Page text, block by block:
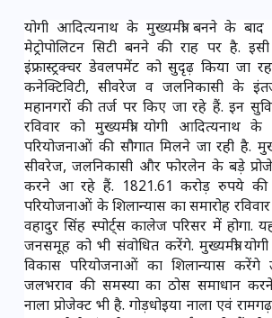
योगी आदित्यनाथ के मुख्यमंत्री बनने के
मेट्रोपोलिटन सिटी बनने की राह पर है.
इंफ्रास्ट्रक्चर डेवलपमेंट को सुदृढ़ किया जा
कनेक्टिविटी, सीवरेज व जलनिकासी के
महानगरों की तर्ज पर किए जा रहे हैं. इन
रविवार को मुख्यमंत्री योगी आदित्यनाथ के
परियोजनाओं की सौगात मिलने जा रही है.
सीवरेज, जलनिकासी और फोरलेन के बड़े
करने आ रहे हैं. 1821.61 करोड़ रुपये की
परियोजनाओं के शिलान्यास का समारोह
वहादुर सिंह स्पोर्ट्स कालेज परिसर में होगा.
जनसमूह को भी संवोधित करेंगे. मुख्यमंत्री
विकास परियोजनाओं का शिलान्यास
जलभराव की समस्या का ठोस समाधान करने
नाला प्रोजेक्ट भी है. गोड़धोइया नाला एवं